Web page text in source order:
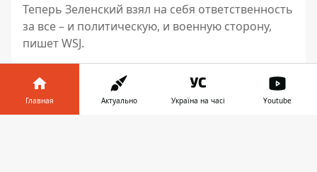
Теперь Зеленский взял на себя ответственность
за все – и политическую, и военную сторону,
пишет WSJ.
Решение президента Украины Владимира
Зеленского
уволить генерала Валерия
Залужного
с должности
Главная Актуально Україна на часі Youtube